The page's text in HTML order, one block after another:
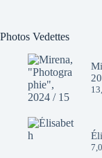
Photos Vedettes
20